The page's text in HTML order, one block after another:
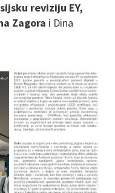
reviziju EY,
Zagora i Dina